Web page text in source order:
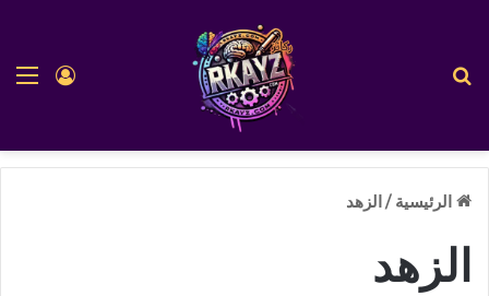
تسجيل
الرئيسية /الزهد
الزهد